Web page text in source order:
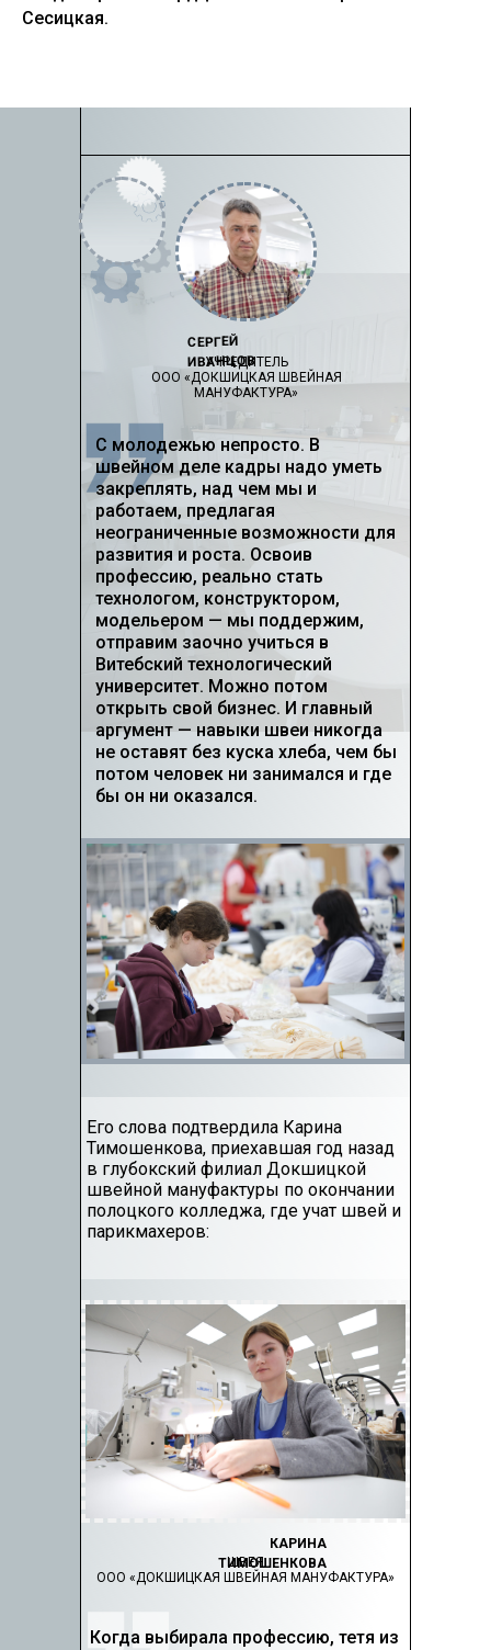
Сесицкая.
Когда выбирала профессию, тетя из
С молодежью непросто. В
швейном деле кадры надо уметь
закреплять, над чем мы и
работаем, предлагая
неограниченные возможности для
развития и роста. Освоив
профессию, реально стать
технологом, конструктором,
модельером — мы поддержим,
отправим заочно учиться в
Витебский технологический
университет. Можно потом
открыть свой бизнес. И главный
аргумент — навыки швеи никогда
не оставят без куска хлеба, чем бы
потом человек ни занимался и где
бы он ни оказался.
КАРИНА
ТИМОШЕНКОВА
ШВЕЯ
ООО «ДОКШИЦКАЯ ШВЕЙНАЯ МАНУФАКТУРА»
УЧРЕДИТЕЛЬ
ООО «ДОКШИЦКАЯ ШВЕЙНАЯ
МАНУФАКТУРА»
СЕРГЕЙ
ИВАНЦОВ
Его слова подтвердила Карина
Тимошенкова, приехавшая год назад
в глубокский филиал Докшицкой
швейной мануфактуры по окончании
полоцкого колледжа, где учат швей и
парикмахеров: